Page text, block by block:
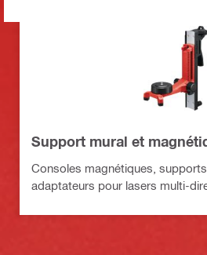
Support mural et
Consoles magnétiques,
adaptateurs pour lasers multi-